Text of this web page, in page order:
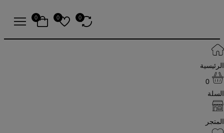
0
0
0
الرئيسية
0
السلة
المتجر